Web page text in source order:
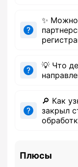
✨ Можно
💡 Что
🔎 Как
закрыл
Плюсы